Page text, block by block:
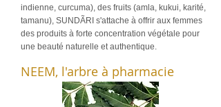
indienne, curcuma), des fruits (amla, kukui, karité,
tamanu), SUNDÃRI s'attache à offrir aux femmes
des produits à forte concentration végétale pour
une beauté naturelle et authentique.
NEEM, l'arbre à pharmacie